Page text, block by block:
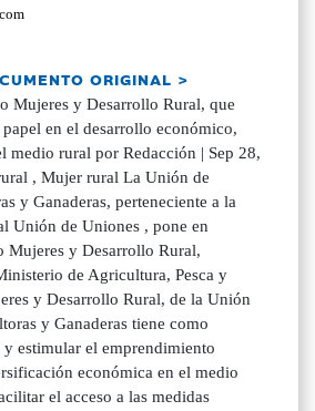
ORIGINAL >
Mujeres y Desarrollo Rural, que
en el desarrollo económico,
medio rural por Redacción | Sep 28,
, Mujer rural La Unión de
y Ganaderas, perteneciente a la
Unión de Uniones , pone en
Mujeres y Desarrollo Rural,
de Agricultura, Pesca y
y Desarrollo Rural, de la Unión
y Ganaderas tiene como
estimular el emprendimiento
económica en el medio
el acceso a las medidas